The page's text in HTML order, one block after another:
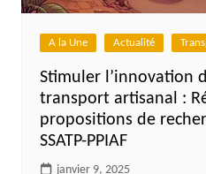
A la Une Actualité
Stimuler l’innovation
transport artisanal :
propositions de
SSATP-PPIAF
janvier 9, 2025